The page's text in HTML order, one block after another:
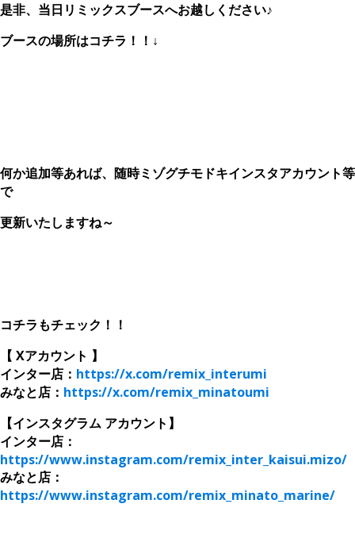
是非、当日リミックスブースへお越しください♪
ブースの場所はコチラ！！↓
何か追加等あれば、随時ミゾグチモドキインスタアカウント等
で
更新いたしますね～
コチラもチェック！！
【 Xアカウント 】
インター店： https://x.com/remix_interumi
みなと店： https://x.com/remix_minatoumi
【インスタグラム アカウント】
インター店：
https://www.instagram.com/remix_inter_kaisui.mizo/
みなと店：
https://www.instagram.com/remix_minato_marine/